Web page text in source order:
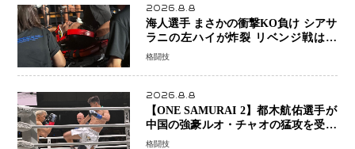
2026.8.8
海人選手 まさかの衝撃KO負け シアサ
ラニの左ハイが炸裂 リベンジ戦は一
瞬で決着
格闘技
2026.8.8
【ONE SAMURAI 2】都木航佑選手が
中国の強豪ルオ・チャオの猛攻を受け
ながらも的確な攻撃で応戦 最後まで
格闘技